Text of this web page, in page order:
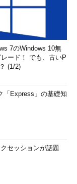
7のWindows 10無
ード！ でも、古いP
(1/2)
「Express」の基礎知
セッションが話題